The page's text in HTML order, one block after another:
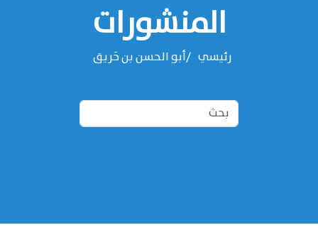
المنشورات
رئيسي ‌‌أبو الحسن بن حَريق